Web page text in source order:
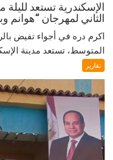
الإسكندرية تستعد
الثاني لمهرجان “هوانم
اكرم دره في أجواء تفيض
المتوسط، تستعد مدينة
تقارير